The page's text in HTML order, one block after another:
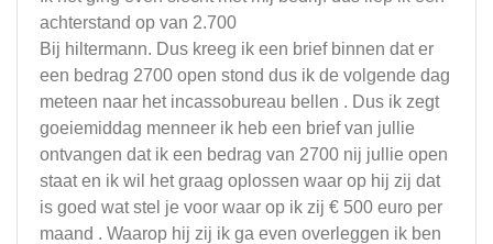
achterstand op van 2.700
Bij hiltermann. Dus kreeg ik een brief binnen dat er
een bedrag 2700 open stond dus ik de volgende dag
meteen naar het incassobureau bellen . Dus ik zegt
goeiemiddag menneer ik heb een brief van jullie
ontvangen dat ik een bedrag van 2700 nij jullie open
staat en ik wil het graag oplossen waar op hij zij dat
is goed wat stel je voor waar op ik zij € 500 euro per
maand . Waarop hij zij ik ga even overleggen ik ben